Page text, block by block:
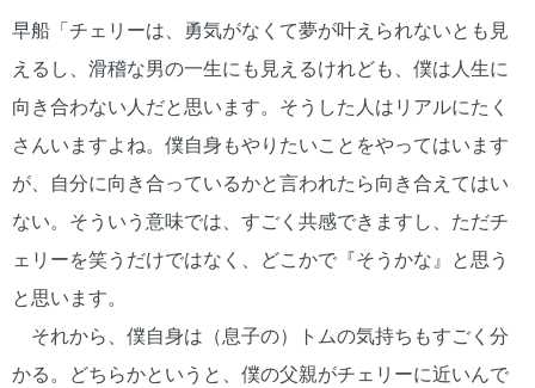
早船「チェリーは、勇気がなくて夢が叶えられないとも見
えるし、滑稽な男の一生にも見えるけれども、僕は人生に
向き合わない人だと思います。そうした人はリアルにたく
さんいますよね。僕自身もやりたいことをやってはいます
が、自分に向き合っているかと言われたら向き合えてはい
ない。そういう意味では、すごく共感できますし、ただチ
ェリーを笑うだけではなく、どこかで『そうかな』と思う
と思います。
それから、僕自身は（息子の）トムの気持ちもすごく分
かる。どちらかというと、僕の父親がチェリーに近いんで